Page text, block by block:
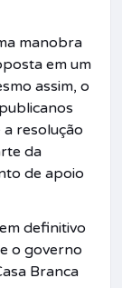
manobra
em um
assim, o
a resolução
da
de apoio
definitivo
o governo
Branca